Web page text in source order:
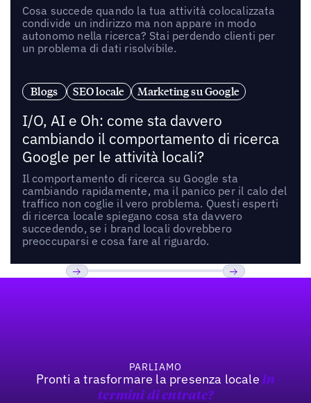
Cosa succede quando la tua attività colocalizzata
condivide un indirizzo ma non appare in modo
autonomo nella ricerca? Stai perdendo clienti per
un problema di dati risolvibile.
Blogs SEO locale Marketing su Google
I/O, AI e Oh: come sta davvero
cambiando il comportamento di ricerca
Google per le attività locali?
Il comportamento di ricerca su Google sta
cambiando rapidamente, ma il panico per il calo del
traffico non coglie il vero problema. Questi esperti
di ricerca locale spiegano cosa sta davvero
succedendo, se i brand locali dovrebbero
preoccuparsi e cosa fare al riguardo.
PARLIAMO
Pronti a trasformare la presenza locale In
termini di entrate?